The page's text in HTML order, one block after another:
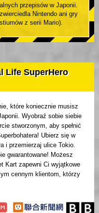
przepisów w Japonii.
Nintendo ani gry
z serii Mario).
Life SuperHero
które koniecznie musisz
Wyobraź sobie siebie
stworzonym, aby spełnić
Ubierz się w
i przemierzaj ulice Tokio.
gwarantowane! Możesz
Kart zapewni Ci wyjątkowe
cennym klientom, którzy